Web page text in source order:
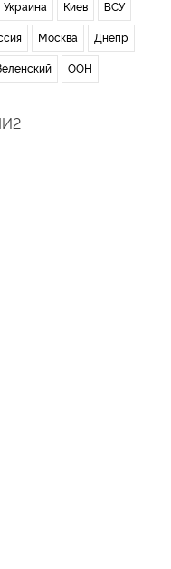
Украина Киев ВСУ
Москва Днепр
ООН